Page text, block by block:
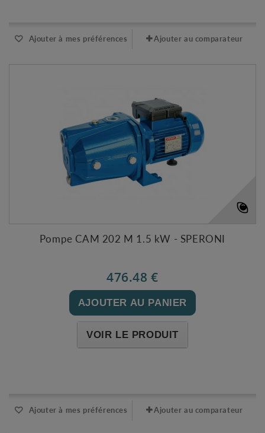
Ajouter à mes préférences Ajouter au comparateur
Pompe CAM 202 M 1.5 kW - SPERONI
476.48 €
AJOUTER AU PANIER
VOIR LE PRODUIT
Ajouter à mes préférences Ajouter au comparateur